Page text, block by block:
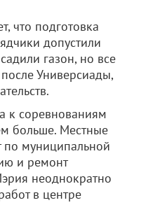
что подготовка
допустили
газон, но все
Универсиады,
к соревнованиям
больше. Местные
по муниципальной
и ремонт
неоднократно
в центре